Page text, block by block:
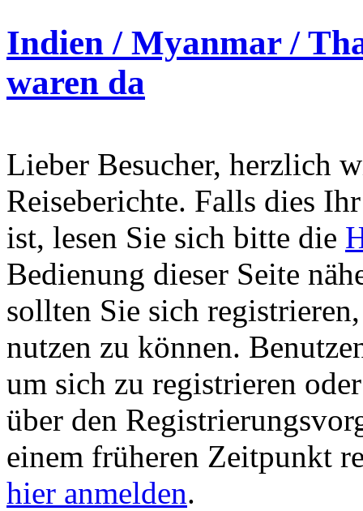
Indien / Myanmar /
waren da
Lieber Besucher, herzlich
Reiseberichte. Falls dies
ist, lesen Sie sich bitte die
Bedienung dieser Seite
sollten Sie sich
nutzen zu können.
um sich zu registrieren
über den
einem früheren Zeitpunkt
hier anmelden.